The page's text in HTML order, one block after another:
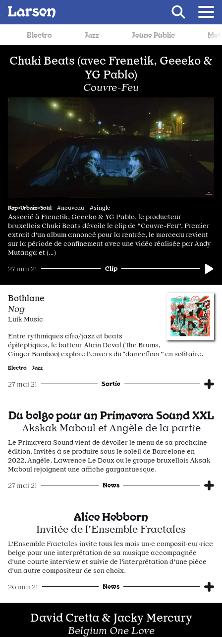
Jazz Jeune Public Metal
Chuki Beats (avec Frenetik, Geeeko &
YG Pablo)
Couvre-Feu
Rap•Urbain•Soul #nouveau #single
Associé à Frenetik, Geeeko & YG Pablo, le producteur
bruxellois Chuki Beats dévoile le clip de "Couvre-Feu". Premier
extrait d'un album annoncé pour la rentrée, le morceau revient
sur la période de confinement avec une vidéo réalisée par Andy
Mutanga et (…)
27 mai 21 Clip
Bothlane
Nog
Luik Music
Entre rythmiques afro/jazz et beats
épileptiques, le batteur Alain Deval (The Brums,
Ginger Bamboo) explore l’envers du “dancefloor” en solitaire.
Electro Jazz
27 mai 21 Sortie
Du belge pour un Primavera Sound XXL
Akskak Maboul et Angèle de la partie
Le Primavera Sound vient de dévoiler le menu de sa prochaine
édition. Invités à se produire sous le soleil de Barcelone en
2022, Angèle, Lawrence Le Doux ou le groupe bruxellois Aksak
Maboul rejoignent une affiche gargantuesque.
27 mai 21 News
Alice Hebborn
Invitée de l'Ensemble Fractales
L'Ensemble Fractales invite tous les mois un·e composit·eur·rice
belge pour une interprétation de sa musique accompagnée
d'une courte interview et suivie de l'interprétation d'une pièce
d'un autre compositeur de son choix.
26 mai 21 News
David Cretta & Jacky Mercury
Belgium One Love